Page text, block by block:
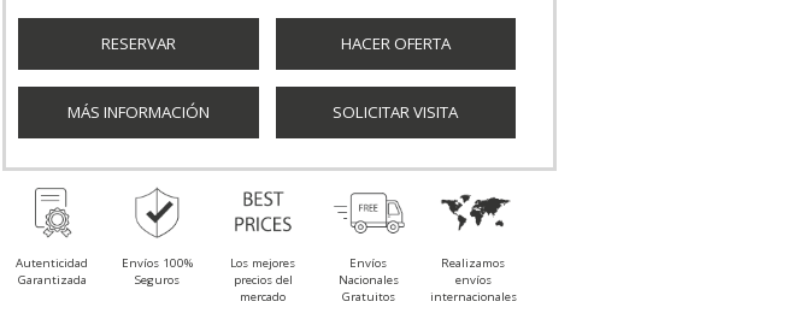
RESERVAR HACER OFERTA
MÁS INFORMACIÓN SOLICITAR VISITA
Autenticidad
Garantizada
Envíos 100%
Seguros
Los mejores
precios del
mercado
Envíos
Nacionales
Gratuitos
Realizamos
envíos
internacionales